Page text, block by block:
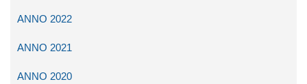
ANNO 2022
ANNO 2021
ANNO 2020